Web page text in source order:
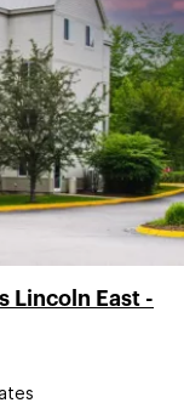
Lincoln East -